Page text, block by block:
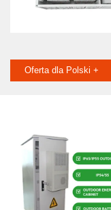
Oferta dla Polski +